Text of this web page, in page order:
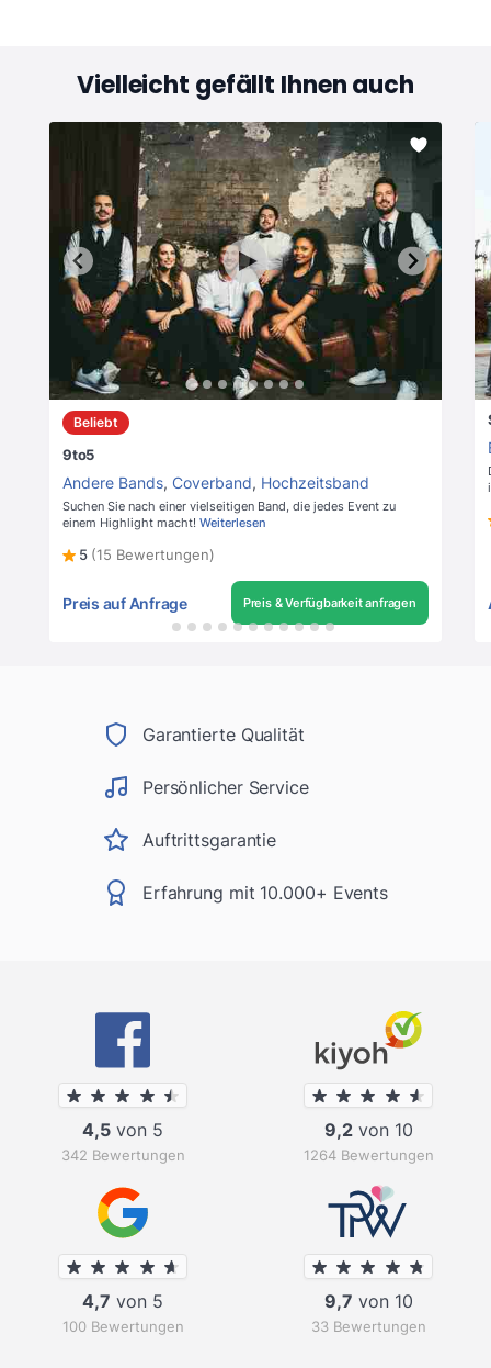
Vielleicht gefällt Ihnen auch
Beliebt
9to5
Andere Bands, Coverband, Hochzeitsband
Suchen Sie nach einer vielseitigen Band, die jedes Event zu
einem Highlight macht! Weiterlesen
5 (15 Bewertungen)
Preis auf Anfrage Preis & Verfügbarkeit anfragen
Garantierte Qualität
Persönlicher Service
Auftrittsgarantie
Erfahrung mit 10.000+ Events
4,5 von 5
342 Bewertungen
9,2von 10
1264 Bewertungen
4,7 von 5
100 Bewertungen
9,7 von 10
33 Bewertungen